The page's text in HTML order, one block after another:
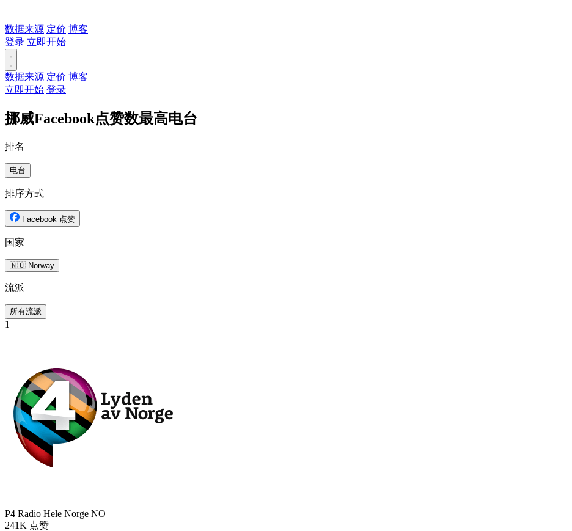
数据来源 定价 博客
登录 立即开始
数据来源 定价 博客
立即开始 登录
挪威Facebook点赞数最高电台
排名
电台
排序方式
Facebook 点赞
国家
🇳🇴 Norway
流派
所有流派
1
P4 Radio Hele Norge NO
241K 点赞